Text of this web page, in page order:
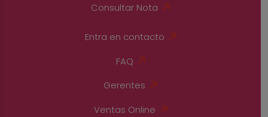
Consultar Nota
Entra en contacto
FAQ
Gerentes
Ventas Online